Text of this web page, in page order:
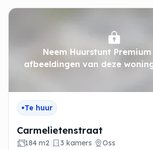
Neem Huurstunt
afbeeldingen van deze
Te huur
Carmelietenstraat
184 m2 3 kamers
Oss